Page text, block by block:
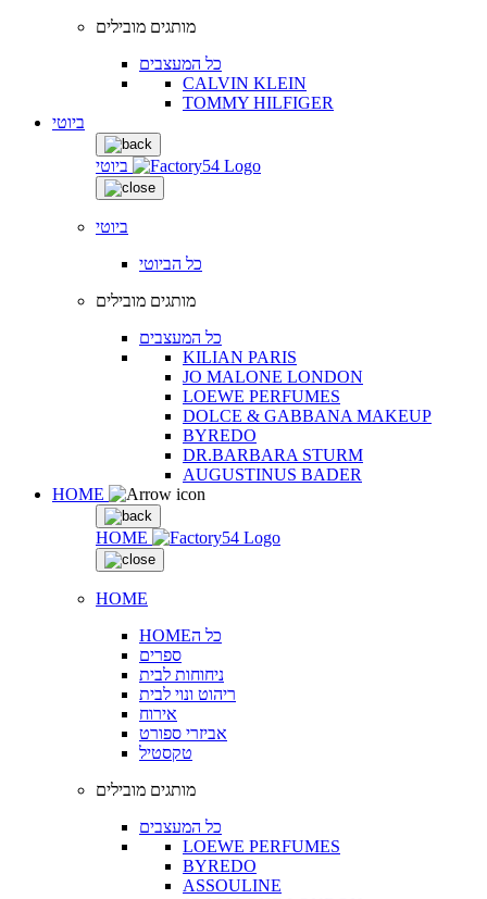
מותגים מובילים
כל המעצבים
CALVIN KLEIN
TOMMY HILFIGER
ביוטי
ביוטי
ביוטי
כל הביוטי
מותגים מובילים
כל המעצבים
KILIAN PARIS
JO MALONE LONDON
LOEWE PERFUMES
DOLCE & GABBANA MAKEUP
BYREDO
DR.BARBARA STURM
AUGUSTINUS BADER
HOME
HOME
HOME
HOMEכל ה
ספרים
ניחוחות לבית
ריהוט ונוי לבית
אירוח
אביזרי ספורט
טקסטיל
מותגים מובילים
כל המעצבים
LOEWE PERFUMES
BYREDO
ASSOULINE